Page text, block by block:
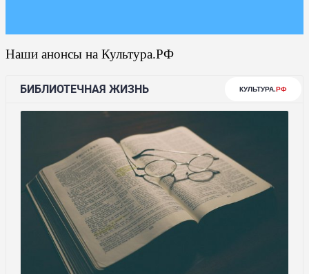
Наши анонсы на Культура.РФ